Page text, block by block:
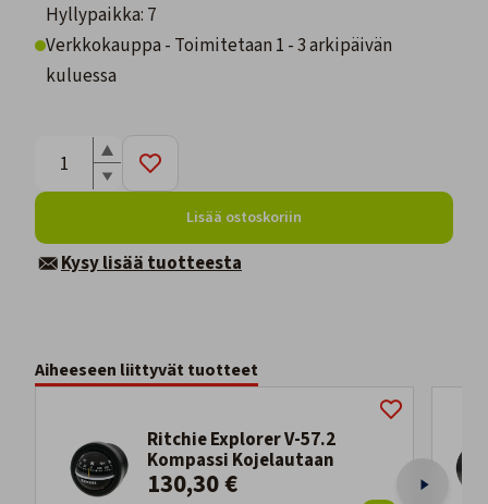
Hyllypaikka: 7
Verkkokauppa - Toimitetaan 1 - 3 arkipäivän
kuluessa
Lisää ostoskoriin
Kysy lisää tuotteesta
Aiheeseen liittyvät tuotteet
Ritchie Explorer V-57.2
Kompassi Kojelautaan
130,30 €